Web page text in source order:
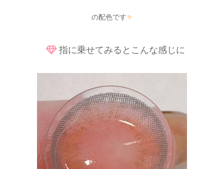
の配色です✧
指に乗せてみるとこんな感じに